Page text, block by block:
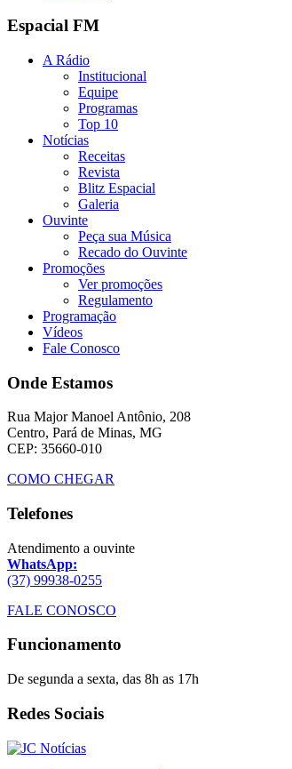
Espacial FM
A Rádio
Institucional
Equipe
Programas
Top 10
Notícias
Receitas
Revista
Blitz Espacial
Galeria
Ouvinte
Peça sua Música
Recado do Ouvinte
Promoções
Ver promoções
Regulamento
Programação
Vídeos
Fale Conosco
Onde Estamos
Rua Major Manoel Antônio, 208
Centro, Pará de Minas, MG
CEP: 35660-010
COMO CHEGAR
Telefones
Atendimento a ouvinte
WhatsApp:
(37) 99938-0255
FALE CONOSCO
Funcionamento
De segunda a sexta, das 8h as 17h
Redes Sociais